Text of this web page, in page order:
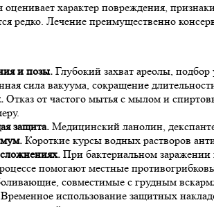
характер повреждения,
редко. Лечение преимущественно
и позы. Глубокий захват ареолы,
сила вакуума, сокращение
Отказ от частого мытья с мылом и
защита. Медицинский ланолин,
Короткие курсы водных растворов
При бактериальном
помогают местные
совместимые с грудным
Временное использование защитных